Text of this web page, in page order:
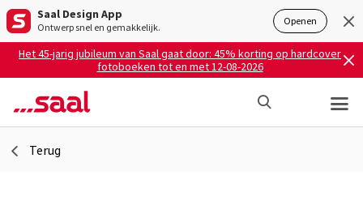
Saal Design App
Ontwerp snel en gemakkelijk. Openen
Het 45-jarig jubileum van Saal gaat door: 45% korting op hardcover
fotoboeken tot en met 12-08-2026
Terug